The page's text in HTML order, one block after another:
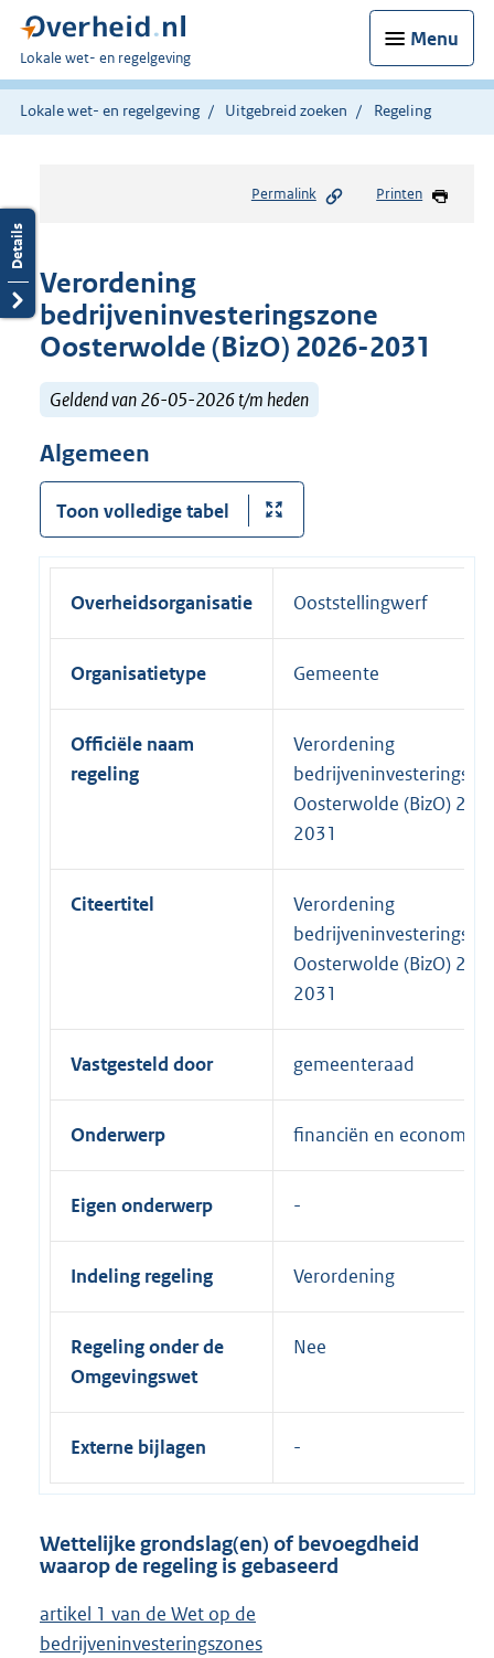
Menu
U
bent
hier:
Lokale wet- en regelgeving
Lokale wet- en regelgeving Uitgebreid zoeken Regeling
Permalink Printen
Verordening
bedrijveninvesteringszone
Oosterwolde (BizO) 2026-2031
Geldend van 26-05-2026 t/m heden
Algemeen
Toon volledige tabel
Overheidsorganisatie Ooststellingwerf
Organisatietype Gemeente
Officiële naam
regeling
Verordening
Oosterwolde (BizO)
2031
Citeertitel
Verordening
Oosterwolde (BizO)
2031
Vastgesteld door gemeenteraad
Onderwerp financiën en economie
Eigen onderwerp
Indeling regeling Verordening
Regeling onder de
Omgevingswet
Nee
Externe bijlagen
Wettelijke grondslag(en) of bevoegdheid
waarop de regeling is gebaseerd
artikel 1 van de Wet op de
bedrijveninvesteringszones